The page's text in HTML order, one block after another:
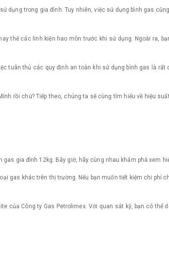
dụng trong gia đình. Tuy nhiên, việc sử dụng bình gas
thế các linh kiện hao mòn trước khi sử dụng. Ngoài ra,
tuân thủ các quy định an toàn khi sử dụng bình gas là
rồi chứ? Tiếp theo, chúng ta sẽ cùng tìm hiểu về hiệu
gia đình 12kg. Bây giờ, hãy cùng nhau khám phá xem
gas khác trên thị trường. Nếu bạn muốn tiết kiệm chi phí
của Công ty Gas Petrolimex. Với quan sát kỹ, bạn có